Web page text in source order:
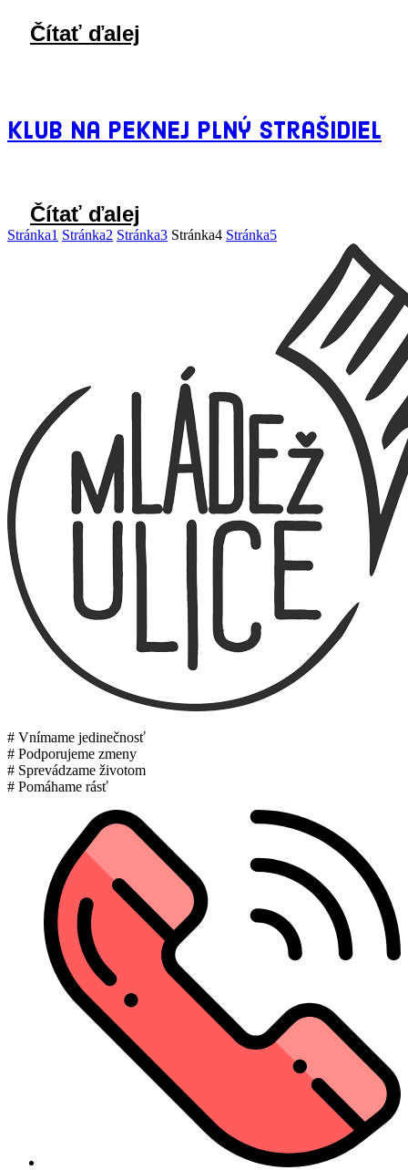
Čítať ďalej
Klub na Peknej plný strašidiel
Čítať ďalej
Stránka1 Stránka2 Stránka3 Stránka4 Stránka5
# Vnímame jedinečnosť
# Podporujeme zmeny
# Sprevádzame životom
# Pomáhame rásť